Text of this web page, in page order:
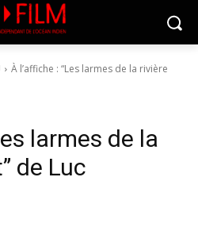
À l’affiche : “Les larmes de la rivière
larmes de la
de Luc